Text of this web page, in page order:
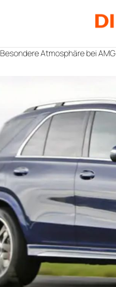
Besondere Atmosphäre bei AMG